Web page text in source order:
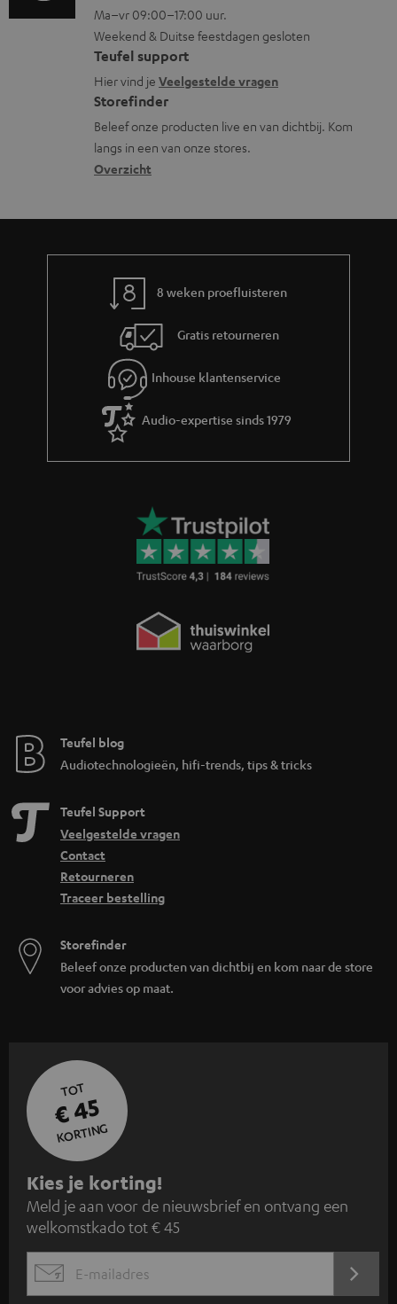
n
a
t
i
e
n
f
o
r
m
a
g
l
o
s
s
a
r
n
t
a
c
t
i
n
r
Ma–vr 09:00–17:00 uur.
Weekend & Duitse feestdagen gesloten
Teufel support
Hier vind je Veelgestelde vragen
Storefinder
Beleef onze producten live en van dichtbij. Kom
langs in een van onze stores.
Overzicht
8 weken proefluisteren
Gratis retourneren
Inhouse klantenservice
Audio-expertise sinds 1979
Teufel blog
Audiotechnologieën, hifi-trends, tips & tricks
Teufel Support
Veelgestelde vragen
Contact
Retourneren
Traceer bestelling
Storefinder
Beleef onze producten van dichtbij en kom naar de store
voor advies op maat.
TOT
€ 45
KORTING
A
a
n
m
e
Kies je korting!
Meld je aan voor de nieuwsbrief en ontvang een
welkomstkado tot € 45
EMAIL